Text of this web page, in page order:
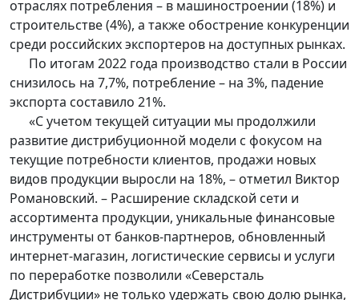
отраслях потребления – в машиностроении (18%) и
строительстве (4%), а также обострение конкуренции
среди российских экспортеров на доступных рынках.
По итогам 2022 года производство стали в России
снизилось на 7,7%, потребление – на 3%, падение
экспорта составило 21%.
«С учетом текущей ситуации мы продолжили
развитие дистрибуционной модели с фокусом на
текущие потребности клиентов, продажи новых
видов продукции выросли на 18%, – отметил Виктор
Романовский. – Расширение складской сети и
ассортимента продукции, уникальные финансовые
инструменты от банков-партнеров, обновленный
интернет-магазин, логистические сервисы и услуги
по переработке позволили «Северсталь
Дистрибуции» не только удержать свою долю рынка,